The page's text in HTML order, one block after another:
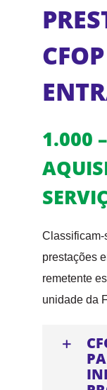
1.000
Classificam-
prestações
remetente
unidade da